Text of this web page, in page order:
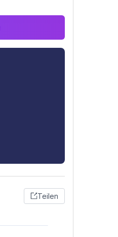
Teilen